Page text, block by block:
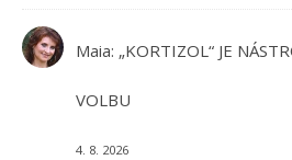
Maia: „KORTIZOL“ JE
VOLBU
4. 8. 2026